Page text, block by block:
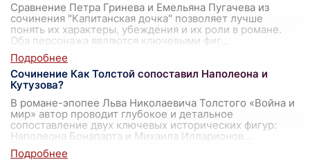
Сравнение Петра Гринева и Емельяна Пугачева из
сочинения "Капитанская дочка" позволяет лучше
понять их характеры, убеждения и их роли в романе.
Оба персонажа являются ключевыми фиг
Сочинение Как Толстой сопоставил Наполеона и
Кутузова?
В романе-эпопее Льва Николаевича Толстого «Война и
мир» автор проводит глубокое и детальное
сопоставление двух ключевых исторических фигур:
Наполеона Бонапарта и Михаила Илларионов